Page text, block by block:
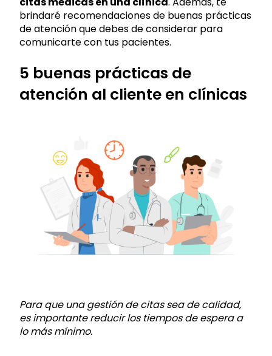
brindaré recomendaciones de buenas prácticas
de atención que debes de considerar para
comunicarte con tus pacientes.
5 buenas prácticas de
atención al cliente en clínicas
Para que una gestión de citas sea de calidad,
es importante reducir los tiempos de espera a
lo más mínimo.